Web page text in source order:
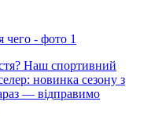
Наш спортивний
новинка сезону з
— відправимо